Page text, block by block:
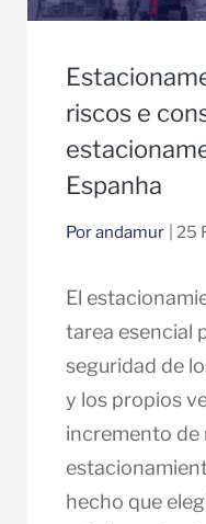
riscos e
Espanha
Por andamur |
El
tarea esencial
seguridad de
y los propios
incremento de
hecho que